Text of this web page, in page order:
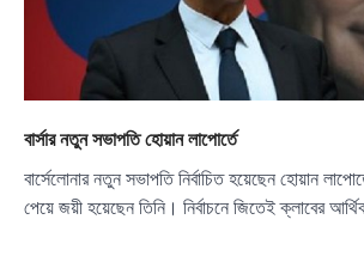
বার্সার নতুন সভাপতি হোয়ান লাপোর্তে
বার্সেলোনার নতুন সভাপতি নির্বাচিত হয়েছেন হোয়ান
পেয়ে জয়ী হয়েছেন তিনি। নির্বাচনে জিতেই ক্লাবের